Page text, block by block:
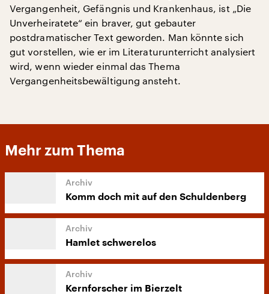
Vergangenheit, Gefängnis und Krankenhaus, ist „Die
Unverheiratete“ ein braver, gut gebauter
postdramatischer Text geworden. Man könnte sich
gut vorstellen, wie er im Literaturunterricht analysiert
wird, wenn wieder einmal das Thema
Vergangenheitsbewältigung ansteht.
Mehr zum Thema
Komm doch mit auf den Schuldenberg
Hamlet schwerelos
Kernforscher im Bierzelt